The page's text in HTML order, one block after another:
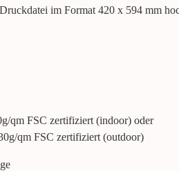
im Format 420 x 594 mm
qm FSC zertifiziert (indoor) oder
qm FSC zertifiziert (outdoor)